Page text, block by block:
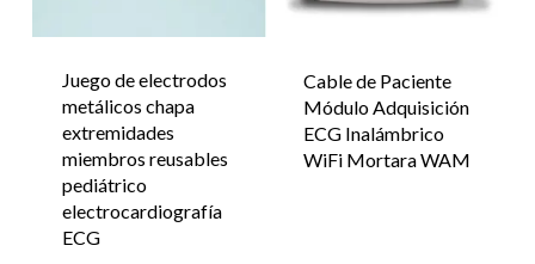
Juego de electrodos
metálicos chapa
extremidades
miembros reusables
pediátrico
electrocardiografía
ECG
Cable de Paciente
Módulo Adquisición
ECG Inalámbrico
WiFi Mortara WAM